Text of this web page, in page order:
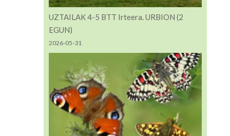
UZTAILAK 4-5 BTT Irteera. URBION (2
EGUN)
2026-05-31